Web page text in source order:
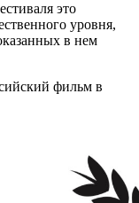
это
уровня,
в нем
фильм в